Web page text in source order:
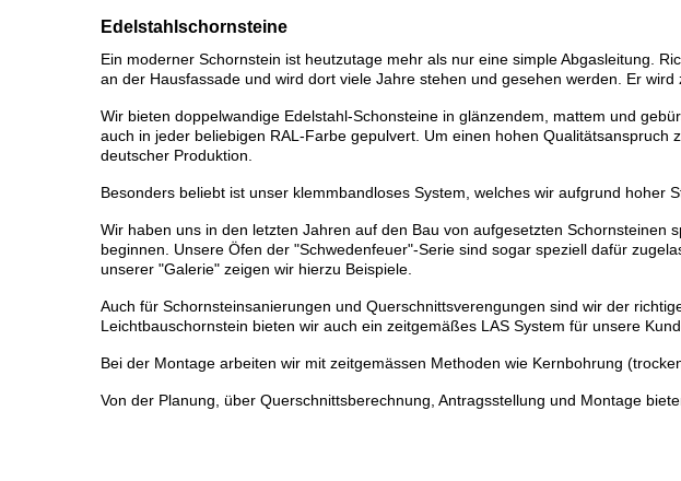
Edelstahlschornsteine
Ein moderner Schornstein ist heutzutage mehr als nur eine simple Abgasleitung.
an der Hausfassade und wird dort viele Jahre stehen und gesehen werden. Er wird
Wir bieten doppelwandige Edelstahl-Schonsteine in glänzendem, mattem und
auch in jeder beliebigen RAL-Farbe gepulvert. Um einen hohen Qualitätsanspruch
deutscher Produktion.
Besonders beliebt ist unser klemmbandloses System, welches wir aufgrund hoher
Wir haben uns in den letzten Jahren auf den Bau von aufgesetzten Schornsteinen
beginnen. Unsere Öfen der "Schwedenfeuer"-Serie sind sogar speziell dafür
unserer "Galerie" zeigen wir hierzu Beispiele.
Auch für Schornsteinsanierungen und Querschnittsverengungen sind wir der
Leichtbauschornstein bieten wir auch ein zeitgemäßes LAS System für unsere
Bei der Montage arbeiten wir mit zeitgemässen Methoden wie Kernbohrung
Von der Planung, über Querschnittsberechnung, Antragsstellung und Montage